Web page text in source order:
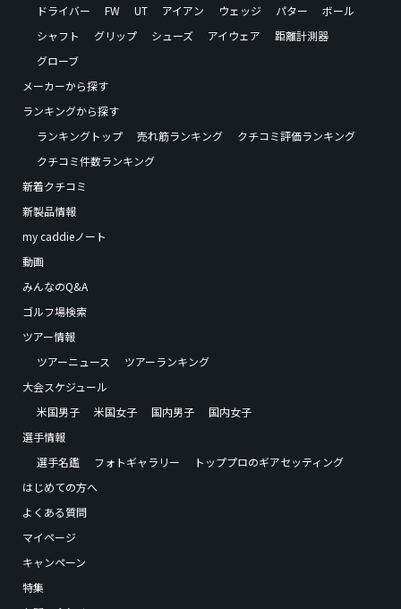
ドライバー
FW UT アイアン ウェッジ パター
ボール
シャフト
グリップ シューズ アイウェア
距離計測器
グローブ
メーカーから探す
ランキングから探す
ランキングトップ
売れ筋ランキング
クチコミ評価ランキング
クチコミ件数ランキング
新着クチコミ
新製品情報
my caddieノート
動画
みんなのQ&A
ゴルフ場検索
ツアー情報
ツアーニュース
ツアーランキング
大会スケジュール
米国男子
米国女子 国内男子
国内女子
選手情報
選手名鑑
フォトギャラリー
トッププロのギアセッティング
はじめての方へ
よくある質問
マイページ
キャンペーン
特集